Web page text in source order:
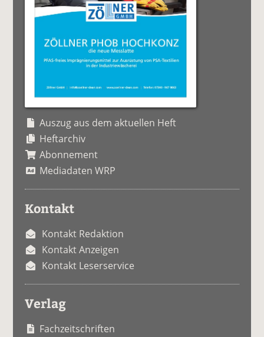
Auszug aus dem aktuellen Heft
Heftarchiv
Abonnement
Mediadaten WRP
Kontakt
Kontakt Redaktion
Kontakt Anzeigen
Kontakt Leserservice
Verlag
Fachzeitschriften